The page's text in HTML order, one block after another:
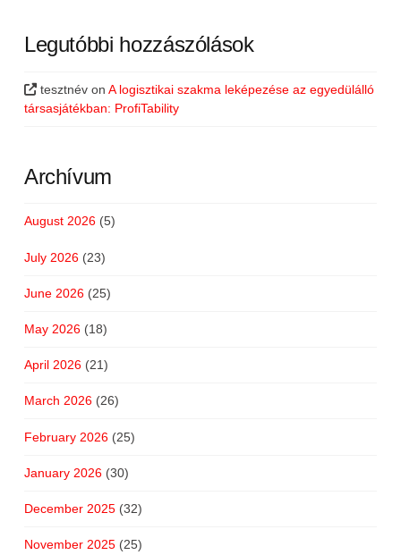
Legutóbbi hozzászólások
tesztnév onA logisztikai szakma leképezése az egyedülálló
társasjátékban: ProfiTability
Archívum
August 2026(5)
July 2026(23)
June 2026(25)
May 2026(18)
April 2026(21)
March 2026(26)
February 2026(25)
January 2026(30)
December 2025(32)
November 2025(25)